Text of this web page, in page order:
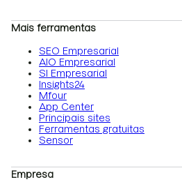
Mais ferramentas
SEO Empresarial
AIO Empresarial
SI Empresarial
Insights24
Mfour
App Center
Principais sites
Ferramentas gratuitas
Sensor
Empresa